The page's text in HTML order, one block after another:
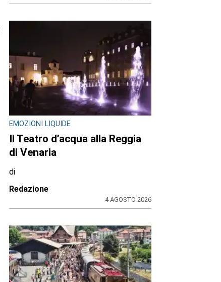
EMOZIONI LIQUIDE
Il Teatro d’acqua alla Reggia
di Venaria
di
Redazione
4 AGOSTO 2026